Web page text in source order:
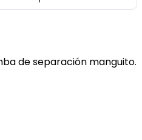
de separación manguito.